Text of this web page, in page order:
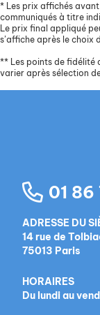
* Les prix affichés
communiqués à titre
Le prix final appliqué
s’affiche après le choix
** Les points de
varier après sélection
01
ADRESSE DU
14 rue de
75013 Paris
HORAIRES
Du lundi au